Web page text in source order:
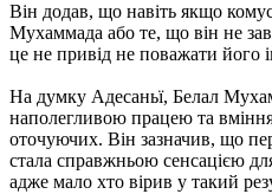
Він додав, що навіть якщо
Мухаммада або те, що він не
це не привід не поважати його
На думку Адесаньї, Белал
наполегливою працею та
оточуючих. Він зазначив, що
стала справжньою сенсацією
адже мало хто вірив у такий